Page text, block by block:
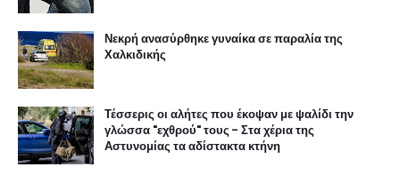
Νεκρή ανασύρθηκε γυναίκα σε παραλία της
Χαλκιδικής
Τέσσερις οι αλήτες που έκοψαν με ψαλίδι την
γλώσσα "εχθρού" τους - Στα χέρια της
Αστυνομίας τα αδίστακτα κτήνη